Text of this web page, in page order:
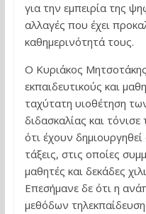
για την εμπειρία της
αλλαγές που έχει
καθημερινότητά τους.
Ο Κυριάκος
εκπαιδευτικούς και
ταχύτατη υιοθέτηση
διδασκαλίας και
ότι έχουν
τάξεις, στις οποίες
μαθητές και δεκάδες
Επεσήμανε δε ότι η
μεθόδων